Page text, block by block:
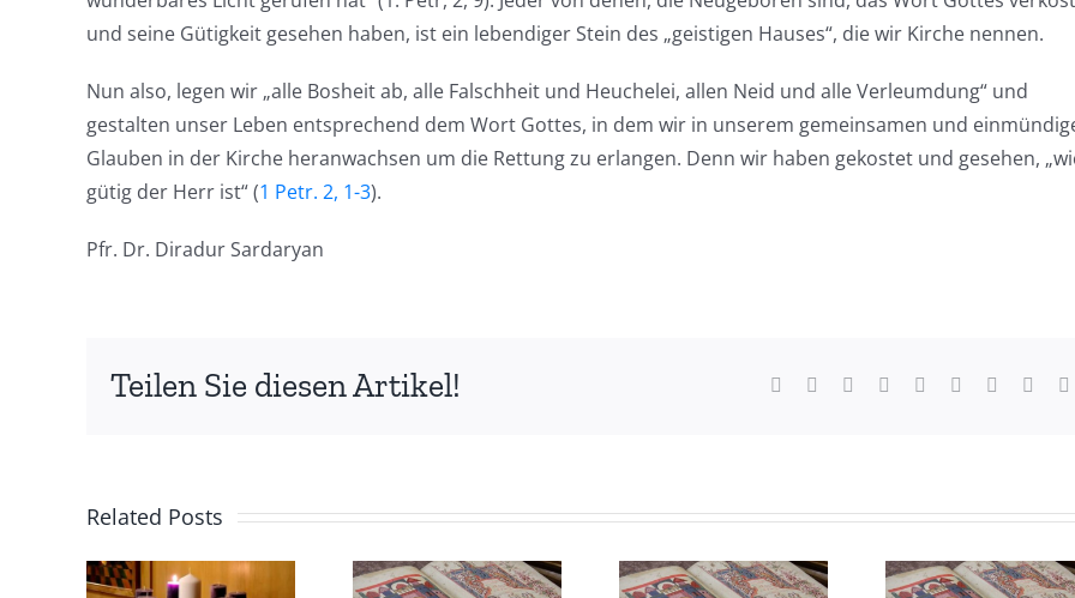
und seine Gütigkeit gesehen haben, ist ein lebendiger Stein des „geistigen Hauses“, die wir Kirche nennen.
Nun also, legen wir „alle Bosheit ab, alle Falschheit und Heuchelei, allen Neid und alle Verleumdung“ und
gestalten unser Leben entsprechend dem Wort Gottes, in dem wir in unserem gemeinsamen und
Glauben in der Kirche heranwachsen um die Rettung zu erlangen. Denn wir haben gekostet und gesehen,
gütig der Herr ist“ (1 Petr. 2, 1-3).
Pfr. Dr. Diradur Sardaryan
Teilen Sie diesen Artikel! Facebook Reddit LinkedInWhatsApp
TumblrPinterest
Related Posts